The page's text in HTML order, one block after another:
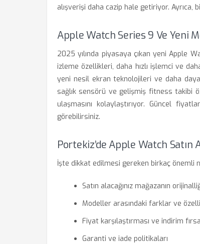
alışverişi daha cazip hale getiriyor. Ayrıca,
Apple Watch Series 9 Ve Yeni
2025 yılında piyasaya çıkan yeni Apple
izleme özellikleri, daha hızlı işlemci ve
yeni nesil ekran teknolojileri ve daha
sağlık sensörü ve gelişmiş fitness takibi
ulaşmasını kolaylaştırıyor. Güncel
görebilirsiniz.
Portekiz’de Apple Watch
İşte dikkat edilmesi gereken birkaç önemli
Satın alacağınız mağazanın
Modeller arasındaki farklar ve
Fiyat karşılaştırması ve indirim
Garanti ve iade politikaları